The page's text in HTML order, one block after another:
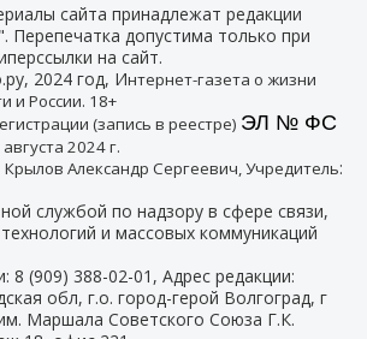
сайта принадлежат редакции
Перепечатка допустима только при
на сайт.
2024 год, Интернет-газета о жизни
и России. 18+
(запись в реестре) ЭЛ № ФС
2024 г.
Александр Сергеевич, Учредитель:
службой по надзору в сфере связи,
и массовых коммуникаций
8 (909) 388-02-01 , Адрес редакции:
обл, г.о. город-герой Волгоград, г
Маршала Советского Союза Г.К.